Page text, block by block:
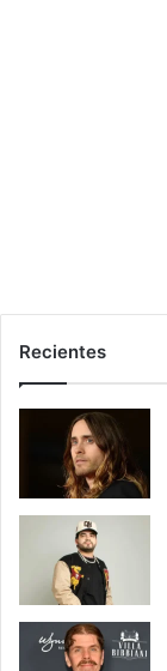
Recientes